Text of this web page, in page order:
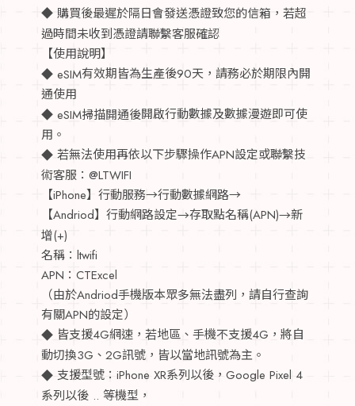
◆ 購買後最遲於隔日會發送憑證致您的信箱，若超
過時間未收到憑證請聯繫客服確認
【使用說明】
◆ eSIM有效期皆為生產後90天，請務必於期限內開
通使用
◆ eSIM掃描開通後開啟行動數據及數據漫遊即可使
用。
◆若無法使用再依以下步驟操作APN設定或聯繫技
術客服：@LTWIFI
【iPhone】行動服務→行動數據網路→
【Andriod】行動網路設定→存取點名稱(APN)→新
增(+)
名稱：ltwifi
APN：CTExcel
（由於Andriod手機版本眾多無法盡列，請自行查詢
有關APN的設定）
◆ 皆支援4G網速，若地區、手機不支援4G，將自
動切換3G、2G訊號，皆以當地訊號為主。
◆ 支援型號：iPhone XR系列以後，Google Pixel 4
系列以後 .. 等機型，